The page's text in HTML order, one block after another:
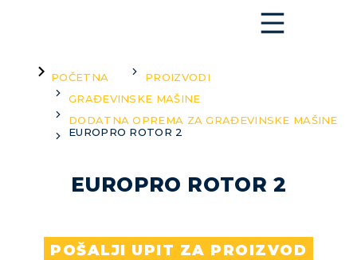
You are here:
POČETNA
PROIZVODI
GRAĐEVINSKE MAŠINE
DODATNA OPREMA ZA GRAĐEVINSKE MAŠINE
EUROPRO ROTOR 2
EUROPRO ROTOR 2
POŠALJI UPIT ZA PROIZVOD